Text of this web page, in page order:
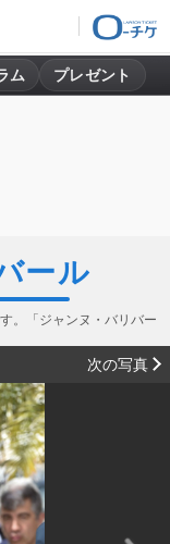
ム プレゼント
ール
。「ジャンヌ・バリバー
次の写真